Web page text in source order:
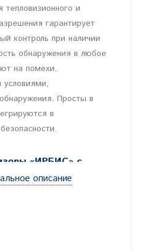
и
гарантирует
контроль при наличии
обнаружения в любое
на помехи,
Просты в
в
«ИРБИС» с
от 55 до 100 мм
описание